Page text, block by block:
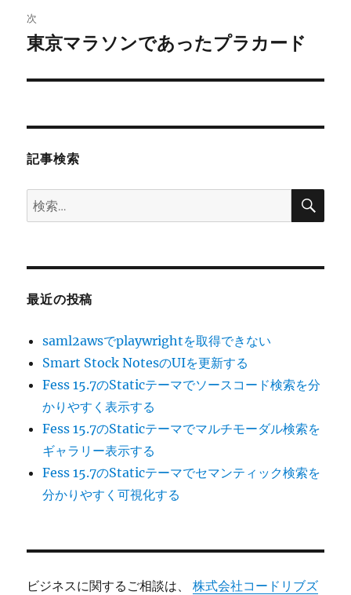
ゲ
ー
シ
ン
次
次
投
東京マラソンであったプラカード
記事検索
検
索:
検
最近の投稿
saml2awsでplaywrightを取得できない
Smart Stock NotesのUIを更新する
Fess 15.7のStaticテーマでソースコード検索を分
かりやすく表示する
Fess 15.7のStaticテーマでマルチモーダル検索を
ギャラリー表示する
Fess 15.7のStaticテーマでセマンティック検索を
分かりやすく可視化する
ビジネスに関するご相談は、株式会社コードリブズ